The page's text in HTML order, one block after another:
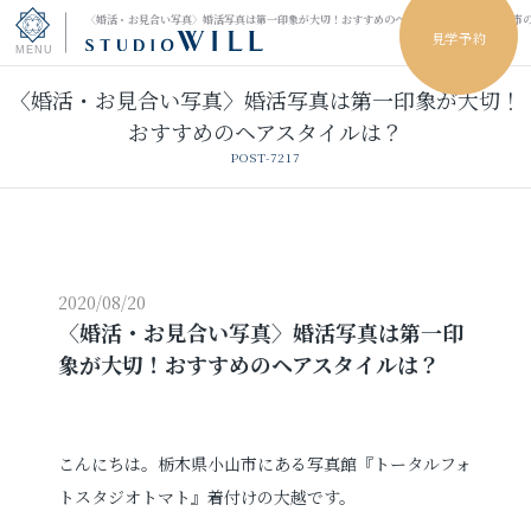
〈婚活・お見合い写真〉婚活写真は第一印象が大切！おすすめのヘアスタイルは？｜小山市
見学予約
トップページ
ウェディングフォト
振袖レンタル 卒業袴レンタル
その他の撮影
〈婚活・お見合い写真〉婚活写真は第一印象が大切！
おすすめのヘアスタイルは？
POST-7217
2020/08/20
〈婚活・お見合い写真〉婚活写真は第一印
象が大切！おすすめのヘアスタイルは？
こんにちは。栃木県小山市にある写真館『トータルフォ
トスタジオトマト 』着付けの大越です。